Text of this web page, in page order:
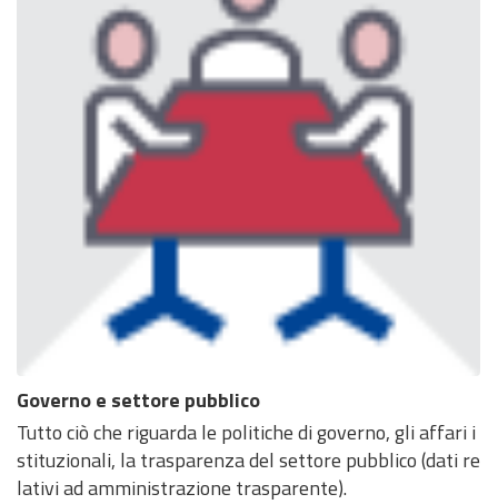
Governo e settore pubblico
Tutto ciò che riguarda le politiche di governo, gli affari i
stituzionali, la trasparenza del settore pubblico (dati re
lativi ad amministrazione trasparente).